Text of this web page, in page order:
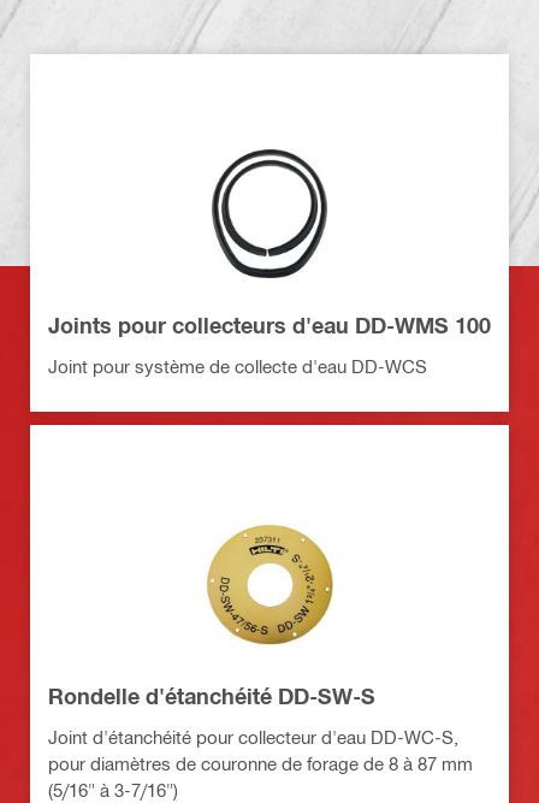
Joints pour collecteurs d'eau DD-WMS 100
Joint pour système de collecte d'eau DD-WCS
Rondelle d'étanchéité DD-SW-S
Joint d'étanchéité pour collecteur d'eau DD-WC-S,
pour diamètres de couronne de forage de 8 à 87 mm
(5/16" à 3-7/16")